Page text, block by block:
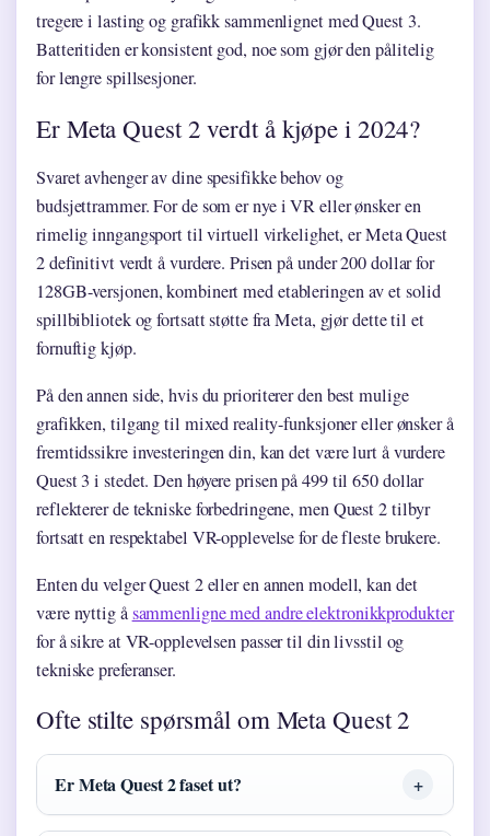
tregere i lasting og grafikk sammenlignet med Quest 3.
Batteritiden er konsistent god, noe som gjør den pålitelig
for lengre spillsesjoner.
Er Meta Quest 2 verdt å kjøpe i 2024?
Svaret avhenger av dine spesifikke behov og
budsjettrammer. For de som er nye i VR eller ønsker en
rimelig inngangsport til virtuell virkelighet, er Meta Quest
2 definitivt verdt å vurdere. Prisen på under 200 dollar for
128GB-versjonen, kombinert med etableringen av et solid
spillbibliotek og fortsatt støtte fra Meta, gjør dette til et
fornuftig kjøp.
På den annen side, hvis du prioriterer den best mulige
grafikken, tilgang til mixed reality-funksjoner eller ønsker å
fremtidssikre investeringen din, kan det være lurt å vurdere
Quest 3 i stedet. Den høyere prisen på 499 til 650 dollar
reflekterer de tekniske forbedringene, men Quest 2 tilbyr
fortsatt en respektabel VR-opplevelse for de fleste brukere.
Enten du velger Quest 2 eller en annen modell, kan det
være nyttig åsammenligne med andre elektronikkprodukter
for å sikre at VR-opplevelsen passer til din livsstil og
tekniske preferanser.
Ofte stilte spørsmål om Meta Quest 2
Er Meta Quest 2 faset ut?